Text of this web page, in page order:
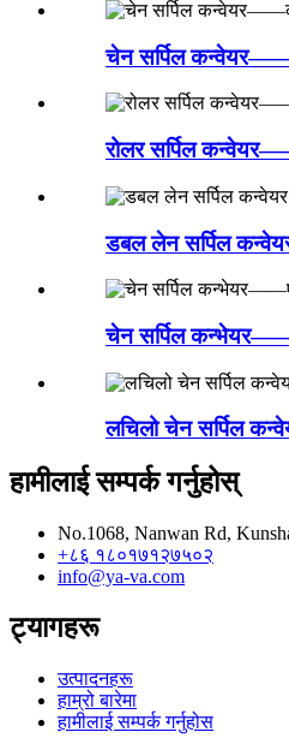
चेन सर्पिल
रोलर सर्पिल
डबल लेन सर्पिल
चेन सर्पिल
लचिलो चेन सर्पिल
हामीलाई सम्पर्क गर्नुहोस्
No.1068, Nanwan Rd,
+८६ १८०१७१२७५०२
info@ya-va.com
ट्यागहरू
उत्पादनहरू
हाम्रो बारेमा
हामीलाई सम्पर्क गर्नुहोस